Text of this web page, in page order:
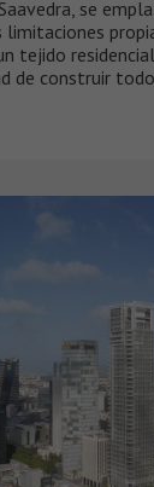
se
tejido
de construir